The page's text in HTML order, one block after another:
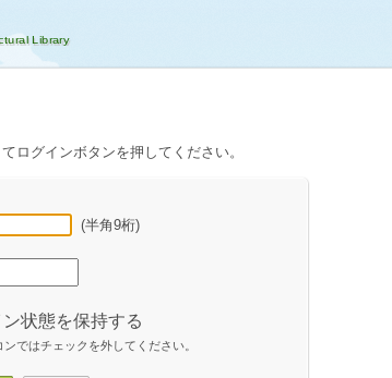
ログインボタンを押してください。
(半角9桁)
状態を保持する
ではチェックを外してください。